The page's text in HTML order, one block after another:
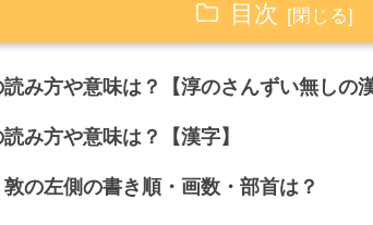
目次
み方や意味は？【淳のさんずい無しの漢
み方や意味は？【漢字】
の左側の書き順・画数・部首は？